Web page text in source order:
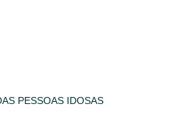
PESSOAS IDOSAS